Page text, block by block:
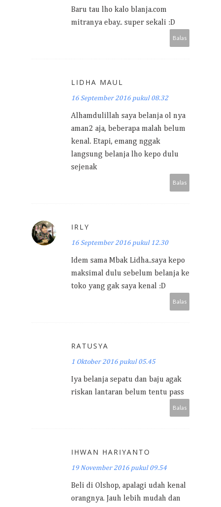
Baru tau lho kalo blanja.com
mitranya ebay.. super sekali :D
Balas
LIDHA MAUL
16 September 2016 pukul 08.32
Alhamdulillah saya belanja ol nya
aman2 aja, beberapa malah belum
kenal. Etapi, emang nggak
langsung belanja lho kepo dulu
sejenak
Balas
IRLY
16 September 2016 pukul 12.30
Idem sama Mbak Lidha..saya kepo
maksimal dulu sebelum belanja ke
toko yang gak saya kenal :D
Balas
RATUSYA
1 Oktober 2016 pukul 05.45
Iya belanja sepatu dan baju agak
riskan lantaran belum tentu pass
Balas
IHWAN HARIYANTO
19 November 2016 pukul 09.54
Beli di Olshop, apalagi udah kenal
orangnya. Jauh lebih mudah dan